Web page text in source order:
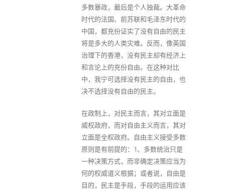
多数暴政，最后是个人独裁。大革命
时代的法国、前苏联和毛泽东时代的
中国，都充份证实了没有自由的民主
将是多大的人类灾难。反而，像英国
治理下的香港，没有民主却有经济上
和言论上的充份自由。在这种对比
中，我宁可选择没有民主的自由，也
决不选择没有自由的民主。
在政制上，对民主而言，其对立面是
威权政府，而对自由主义而言，其对
立面是全权政府。自由主义接受多数
原则是有前提的：1、多数统治只是
一种决策方式，而非确定决策应当为
何的权威道义根据；或者说，自由是
目的，民主是手段，手段的运用应该